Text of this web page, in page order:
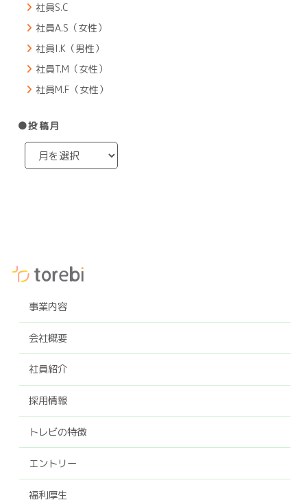
社員S.C
社員A.S（女性）
社員I.K（男性）
社員T.M（女性）
社員M.F（女性）
●投稿月
事業内容
会社概要
社員紹介
採用情報
トレビの特徴
エントリー
福利厚生